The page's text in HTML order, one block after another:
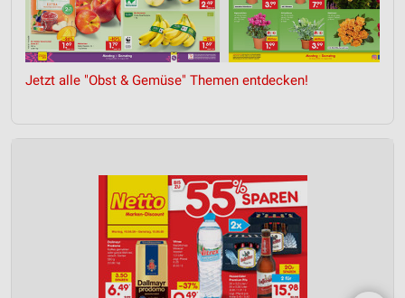
Jetzt alle "Obst & Gemüse" Themen entdecken!